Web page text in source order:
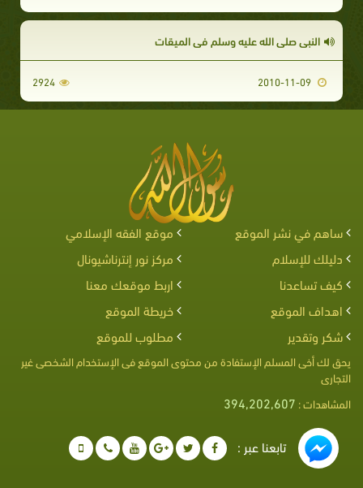
النبي صلى الله عليه وسلم في الميقات
2924
ساهم في نشر الموقع
موقع الفقه الإسلامي
دليلك للإسلام
مركز نور إنترناشيونال
كيف تساعدنا
اربط موقعك معنا
اهداف الموقع
خريطة الموقع
شكر وتقدير
مطلوب للموقع
يحق لك أخى المسلم الإستفادة من محتوى الموقع فى الإستخدام الشخصى غير
التجارى
المشاهدات : 394,202,607
تابعنا عبر :